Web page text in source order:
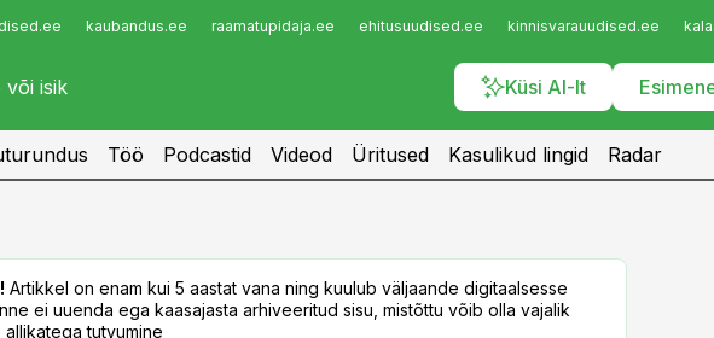
kaubandus.ee raamatupidaja.ee ehitusuudised.ee kinnisvarauudised.ee
Küsi AI-lt
Töö Podcastid Videod Üritused Kasulikud lingid Radar
Artikkel on enam kui 5 aastat vana ning kuulub väljaande digitaalsesse
ei uuenda ega kaasajasta arhiveeritud sisu, mistõttu võib olla vajalik
tutvumine